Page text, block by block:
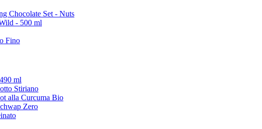
Chocolate Set - Nuts
- 500 ml
Fino
ml
Stiriano
alla Curcuma Bio
Zero